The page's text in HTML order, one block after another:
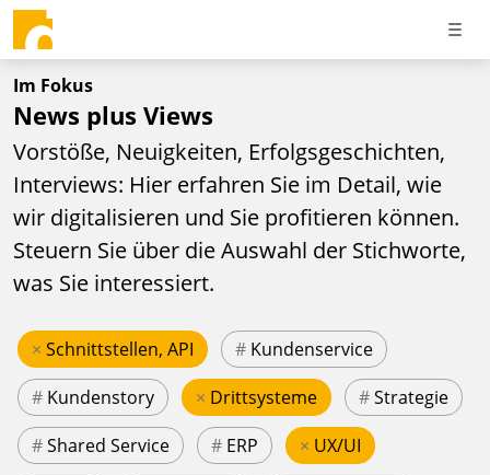
Im Fokus
News plus Views
Vorstöße, Neuigkeiten, Erfolgsgeschichten,
Interviews: Hier erfahren Sie im Detail, wie
wir digitalisieren und Sie profitieren können.
Steuern Sie über die Auswahl der Stichworte,
was Sie interessiert.
× Schnittstellen, API # Kundenservice
# Kundenstory × Drittsysteme #Strategie
#Shared Service # ERP × UX/UI